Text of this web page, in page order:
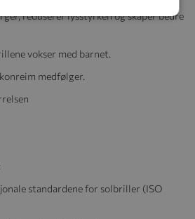
reduserer lysstyrken og skaper bedre
vokser med barnet.
medfølger.
standardene for solbriller (ISO